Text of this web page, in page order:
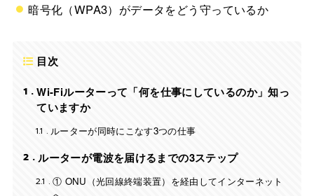
暗号化（WPA3）がデータをどう守っているか
目次
1
Wi-Fiルーターって「何を仕事にしているのか」知っ
ていますか
1.1
ルーターが同時にこなす3つの仕事
2
ルーターが電波を届けるまでの3ステップ
2.1
① ONU（光回線終端装置）を経由してインターネット